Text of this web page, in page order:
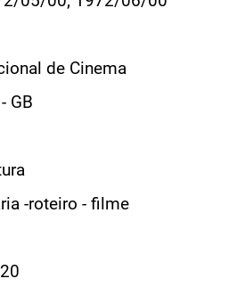
de Cinema
GB
-roteiro - filme